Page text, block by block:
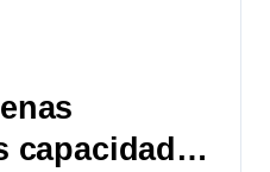
capacidades